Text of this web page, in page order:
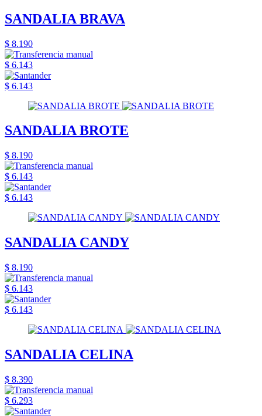
SANDALIA BRAVA
$ 8.190
$ 6.143
$ 6.143
SANDALIA BROTE
$ 8.190
$ 6.143
$ 6.143
SANDALIA CANDY
$ 8.190
$ 6.143
$ 6.143
SANDALIA CELINA
$ 8.390
$ 6.293